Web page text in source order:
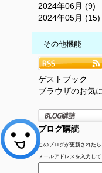
2024年06月 (9)
2024年05月 (15)
その他機能
ゲストブック
ブラウザのお気
ブログ購読
このブログが更新されたら
メールアドレスを入力して